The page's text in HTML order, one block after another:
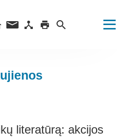
literatūrą: akcijos